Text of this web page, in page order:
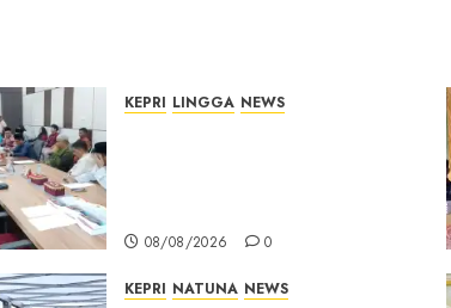
KEPRI LINGGA NEWS
08/08/2026 0
KEPRI NATUNA NEWS